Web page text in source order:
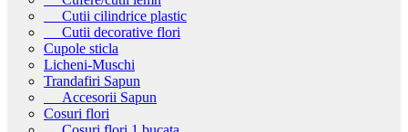
Cutii cilindrice plastic
Cutii decorative flori
Cupole sticla
Licheni-Muschi
Trandafiri Sapun
Accesorii Sapun
Cosuri flori